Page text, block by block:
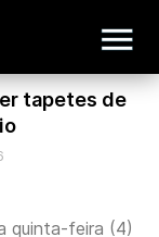
tapetes de
quinta-feira (4)